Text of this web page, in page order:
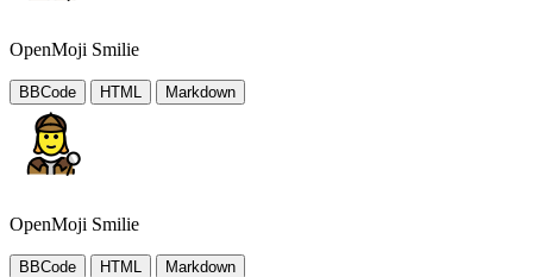
OpenMoji Smilie
BBCode HTML Markdown
OpenMoji Smilie
BBCode HTML Markdown